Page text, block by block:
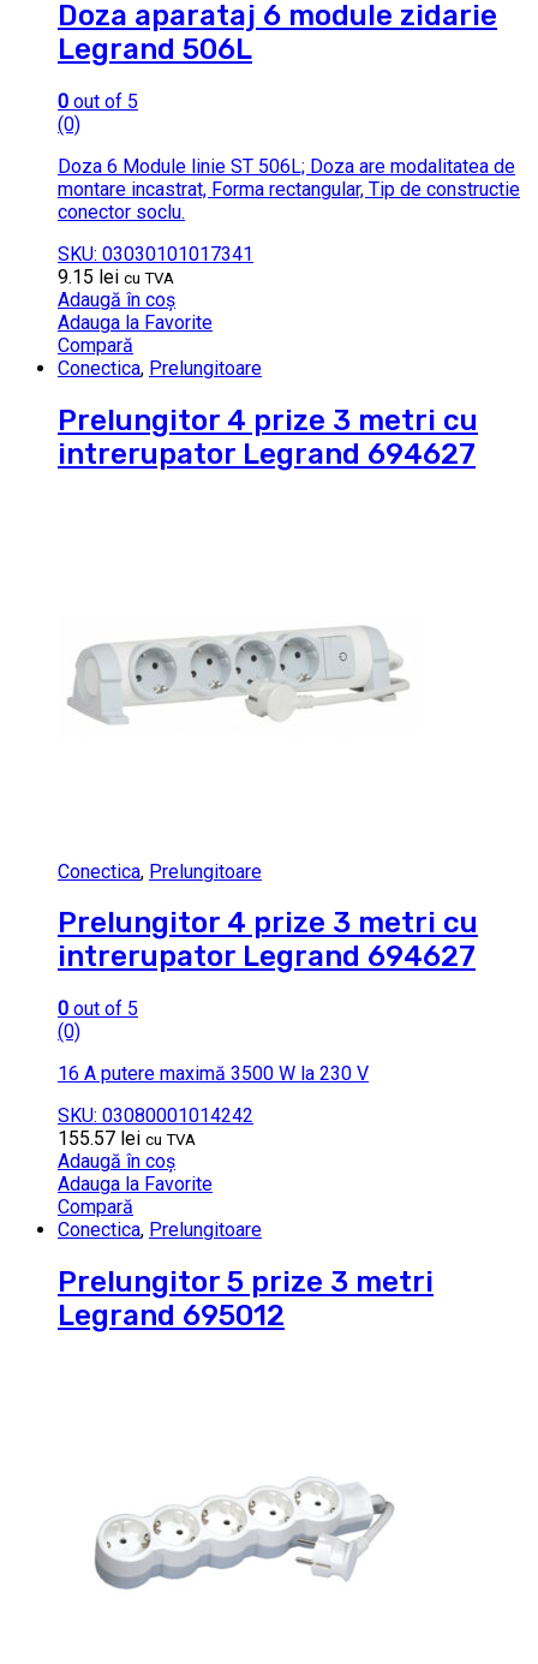
Doza aparataj 6 module zidarie
Legrand 506L
0 out of 5
(0)
Doza 6 Module linie ST 506L; Doza are modalitatea de
montare incastrat, Forma rectangular, Tip de constructie
conector soclu.
SKU: 03030101017341
9.15 lei cu TVA
Adaugă în coș
Adauga la Favorite
Compară
Conectica, Prelungitoare
Prelungitor 4 prize 3 metri cu
intrerupator Legrand 694627
Conectica, Prelungitoare
Prelungitor 4 prize 3 metri cu
intrerupator Legrand 694627
0 out of 5
(0)
16 A putere maximă 3500 W la 230 V
SKU: 03080001014242
155.57 lei cu TVA
Adaugă în coș
Adauga la Favorite
Compară
Conectica, Prelungitoare
Prelungitor 5 prize 3 metri
Legrand 695012